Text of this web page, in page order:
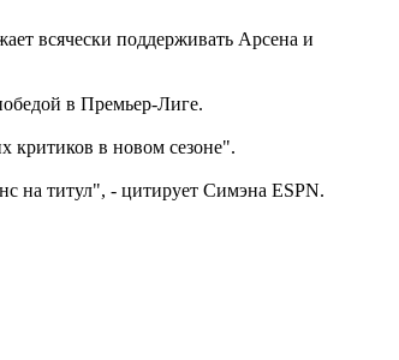
всячески поддерживать Арсена и
в Премьер-Лиге.
критиков в новом сезоне".
на титул", - цитирует Симэна ESPN.